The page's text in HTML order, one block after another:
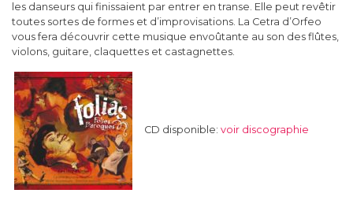
les danseurs qui finissaient par entrer en transe. Elle peut revêtir
toutes sortes de formes et d’improvisations. La Cetra d’Orfeo
vous fera découvrir cette musique envoûtante au son des flûtes,
violons, guitare, claquettes et castagnettes.
CD disponible: voir discographie